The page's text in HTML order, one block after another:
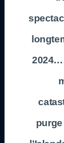
2024…
purge